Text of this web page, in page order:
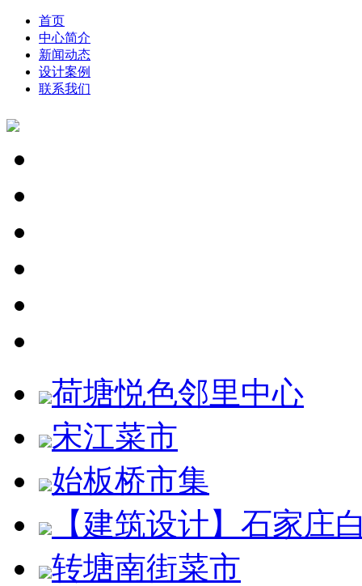
首页
中心简介
新闻动态
设计案例
联系我们
荷塘悦色邻里中心
宋江菜市
始板桥市集
【建筑设计】石家庄
转塘南街菜市